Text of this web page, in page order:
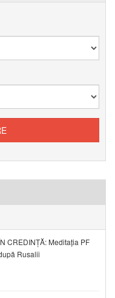
CREDINȚĂ: Meditația PF
Rusalii